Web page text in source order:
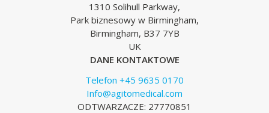
1310 Solihull Parkway,
Park biznesowy w Birmingham,
Birmingham, B37 7YB
UK
DANE KONTAKTOWE
Telefon +45 9635 0170
Info@agitomedical.com
ODTWARZACZE: 27770851